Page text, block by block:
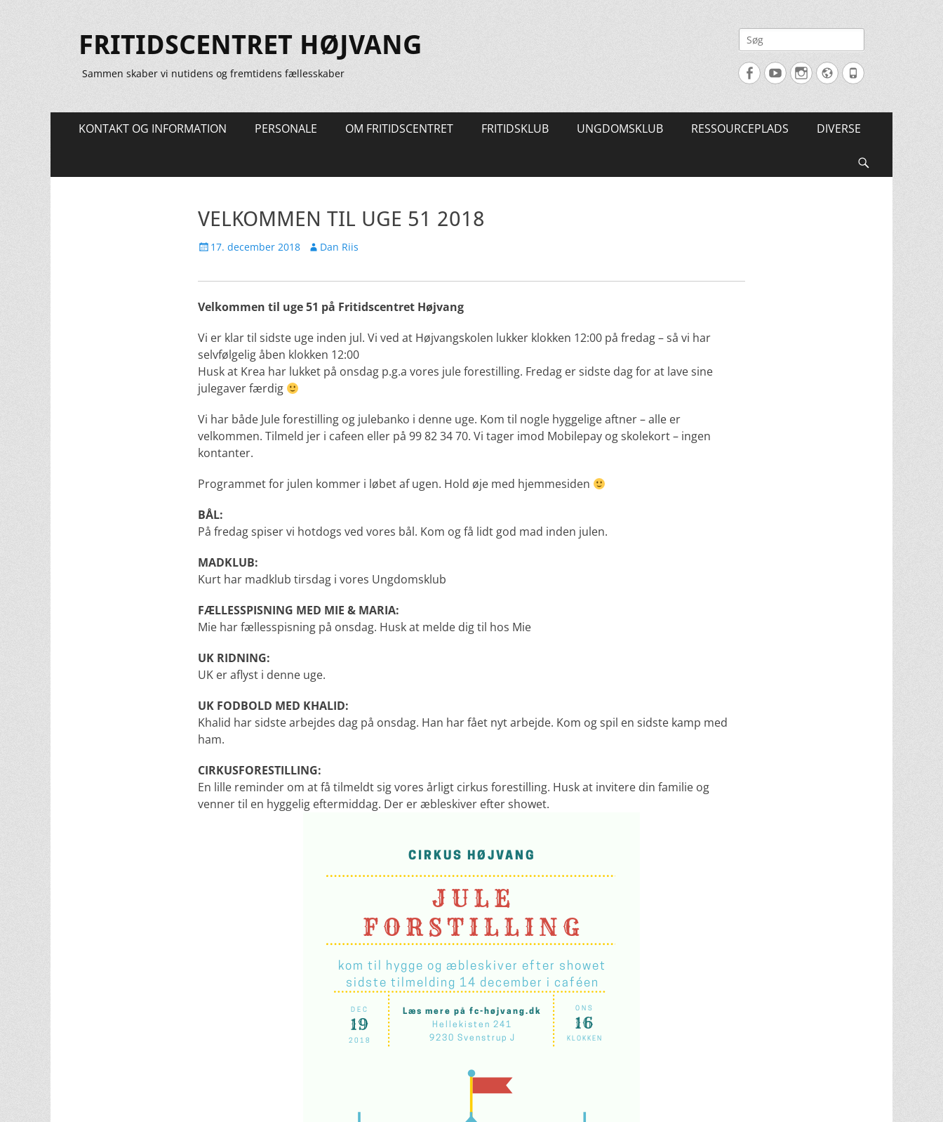
FRITIDSCENTRET HØJVANG
Sammen skaber vi nutidens og fremtidens fællesskaber
Søg
efter:
FacebookYouTubeInstagram
Website
Tlf.
Primær
KONTAKT OG INFORMATION PERSONALE OM FRITIDSCENTRET FRITIDSKLUB UNGDOMSKLUB RESSOURCEPLADS DIVERSE
VELKOMMEN TIL UGE 51 2018
Udgivet
17. december 2018 Forfatter
Dan Riis
Velkommen til uge 51 på Fritidscentret Højvang
Vi er klar til sidste uge inden jul. Vi ved at Højvangskolen lukker klokken 12:00 på fredag – så vi har
selvfølgelig åben klokken 12:00
Husk at Krea har lukket på onsdag p.g.a vores jule forestilling. Fredag er sidste dag for at lave sine
julegaver færdig
Vi har både Jule forestilling og julebanko i denne uge. Kom til nogle hyggelige aftner – alle er
velkommen. Tilmeld jer i cafeen eller på 99 82 34 70. Vi tager imod Mobilepay og skolekort – ingen
kontanter.
Programmet for julen kommer i løbet af ugen. Hold øje med hjemmesiden
BÅL:
På fredag spiser vi hotdogs ved vores bål. Kom og få lidt god mad inden julen.
MADKLUB:
Kurt har madklub tirsdag i vores Ungdomsklub
FÆLLESSPISNING MED MIE & MARIA:
Mie har fællesspisning på onsdag. Husk at melde dig til hos Mie
UK RIDNING:
UK er aflyst i denne uge.
UK FODBOLD MED KHALID:
Khalid har sidste arbejdes dag på onsdag. Han har fået nyt arbejde. Kom og spil en sidste kamp med
ham.
CIRKUSFORESTILLING:
En lille reminder om at få tilmeldt sig vores årligt cirkus forestilling. Husk at invitere din familie og
venner til en hyggelig eftermiddag. Der er æbleskiver efter showet.